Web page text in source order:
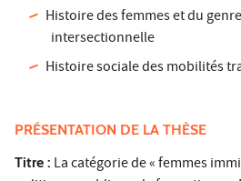
Histoire des femmes et du
intersectionnelle
Histoire sociale des mobilités
PRÉSENTATION DE LA THÈSE
Titre : La catégorie de « femmes